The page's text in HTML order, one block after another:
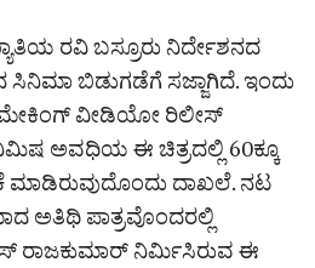
ರವಿ ಬಸ್ರೂರು ನಿರ್ದೇಶನದ
ಸಿನಿಮಾ ಬಿಡುಗಡೆಗೆ ಸಜ್ಜಾಗಿದೆ. ಇಂದು
ಮೇಕಿಂಗ್‌ ವೀಡಿಯೋ ರಿಲೀಸ್‌
ಅವಧಿಯ ಈ ಚಿತ್ರದಲ್ಲಿ 60ಕ್ಕೂ
ಮಾಡಿರುವುದೊಂದು ದಾಖಲೆ. ನಟ
ಅತಿಥಿ ಪಾತ್ರವೊಂದರಲ್ಲಿ
ರಾಜಕುಮಾರ್‌ ನಿರ್ಮಿಸಿರುವ ಈ